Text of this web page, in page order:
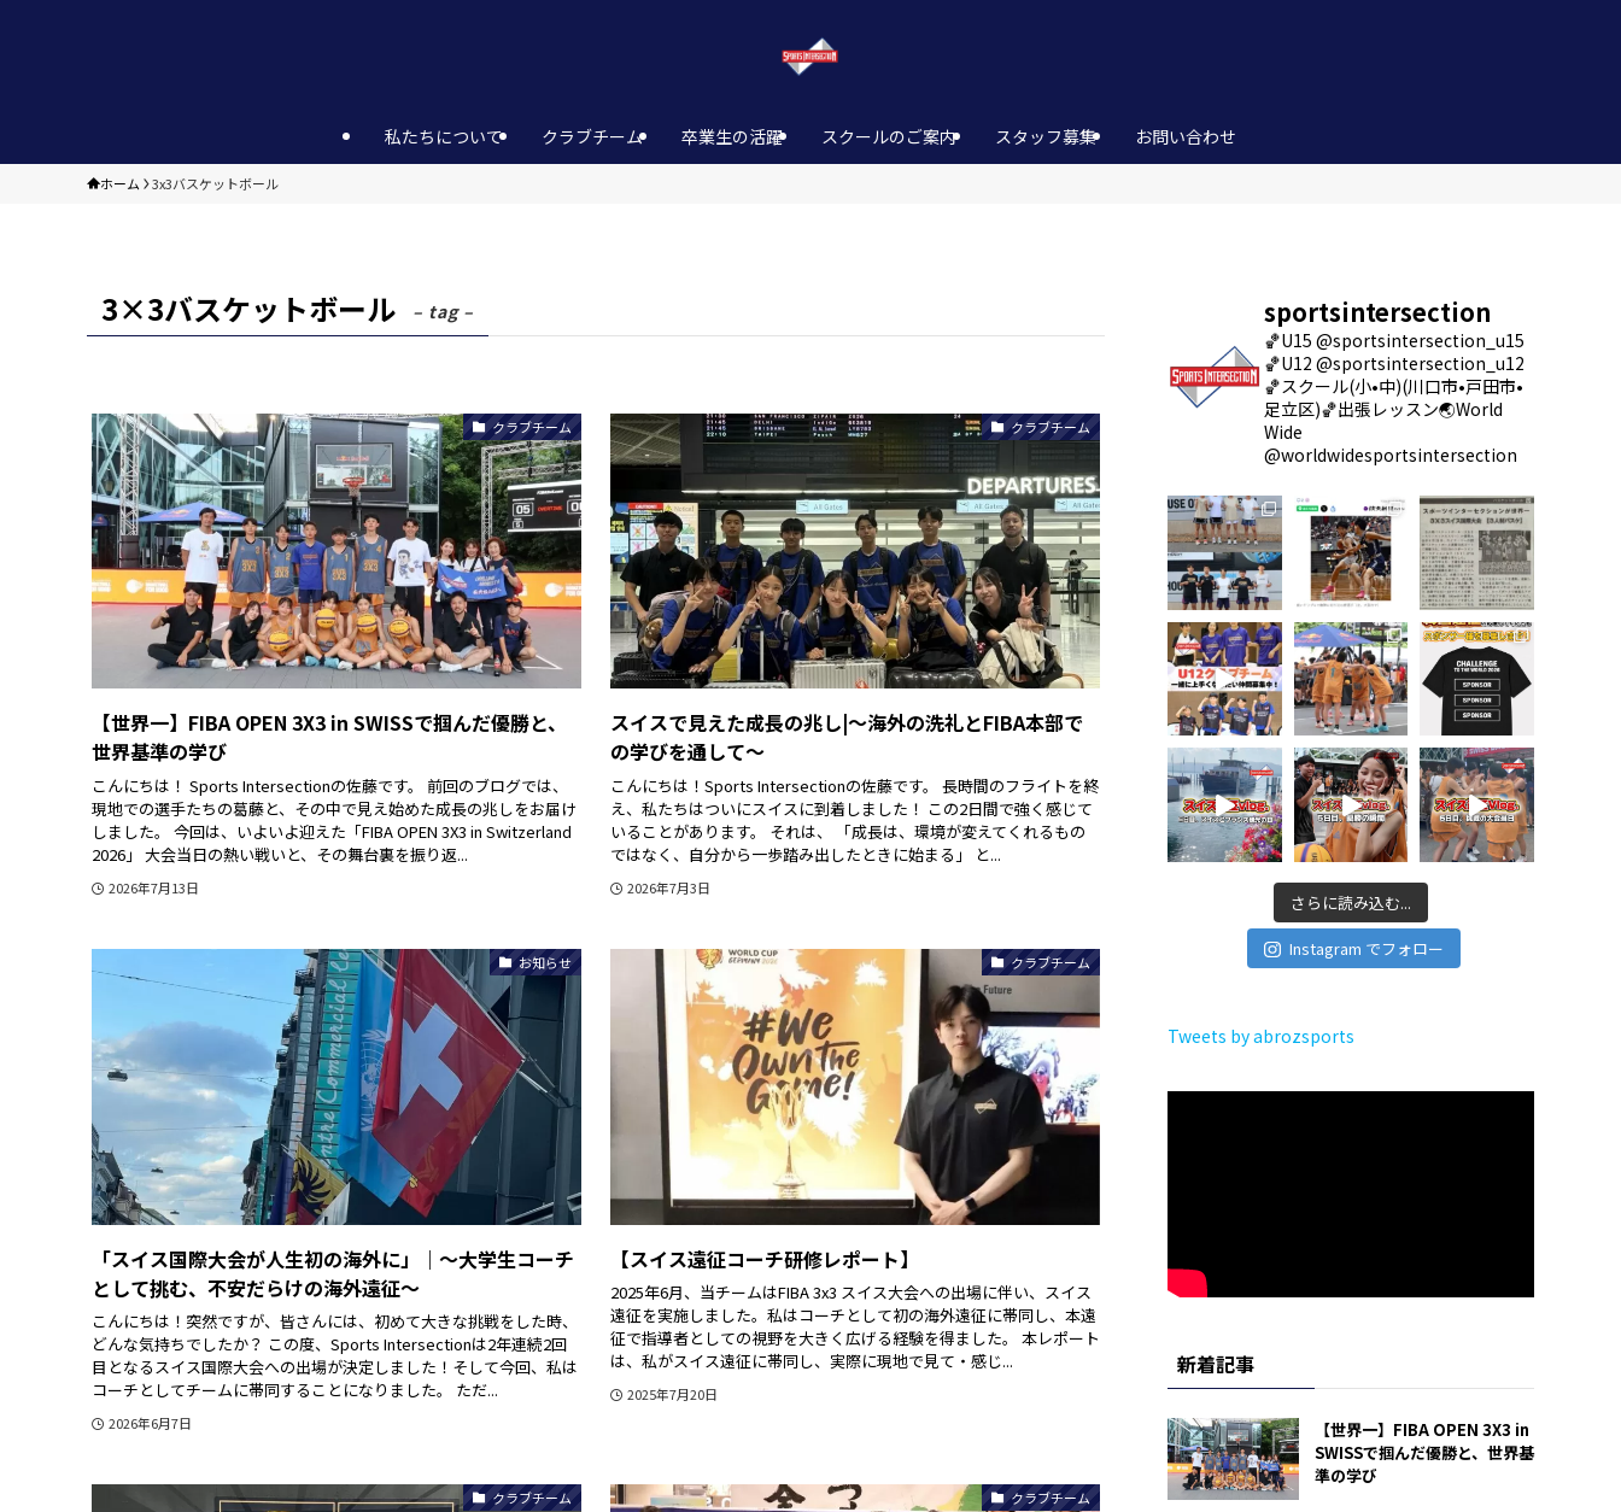
私たちについて クラブチーム 卒業生の活躍 スクールのご案内 スタッフ募集 お問い合わせ
ホーム 3x3バスケットボール
3×3バスケットボール – tag –
クラブチーム
【世界一】FIBA OPEN 3X3 in SWISSで掴んだ優勝と、
世界基準の学び
こんにちは！ Sports Intersectionの佐藤です。 前回のブログでは、
現地での選手たちの葛藤と、その中で見え始めた成長の兆しをお届け
しました。 今回は、いよいよ迎えた「FIBA OPEN 3X3 in Switzerland
2026」 大会当日の熱い戦いと、その舞台裏を振り返...
2026年7月13日
クラブチーム
スイスで見えた成長の兆し|〜海外の洗礼とFIBA本部で
の学びを通して〜
こんにちは！Sports Intersectionの佐藤です。 長時間のフライトを終
え、私たちはついにスイスに到着しました！ この2日間で強く感じて
いることがあります。 それは、 「成長は、環境が変えてくれるもの
ではなく、自分から一歩踏み出したときに始まる」 と...
2026年7月3日
お知らせ
「スイス国際大会が人生初の海外に」｜〜大学生コーチ
として挑む、不安だらけの海外遠征〜
こんにちは！突然ですが、皆さんには、初めて大きな挑戦をした時、
どんな気持ちでしたか？ この度、Sports Intersectionは2年連続2回
目となるスイス国際大会への出場が決定しました！そして今回、私は
コーチとしてチームに帯同することになりました。 ただ...
2026年6月7日
クラブチーム
【スイス遠征コーチ研修レポート】
2025年6月、当チームはFIBA 3x3 スイス大会への出場に伴い、スイス
遠征を実施しました。私はコーチとして初の海外遠征に帯同し、本遠
征で指導者としての視野を大きく広げる経験を得ました。 本レポート
は、私がスイス遠征に帯同し、実際に現地で見て・感じ...
2025年7月20日
クラブチーム クラブチーム
sportsintersection
🏀U15 @sportsintersection_u15
🏀U12 @sportsintersection_u12
🏀スクール(小•中)(川口市•戸田市•
足立区)🏀出張レッスン🌏World
Wide
@worldwidesportsintersection
さらに読み込む...
Instagram でフォロー
Tweets by abrozsports
新着記事
【世界一】FIBA OPEN 3X3 in
SWISSで掴んだ優勝と、世界基
準の学び